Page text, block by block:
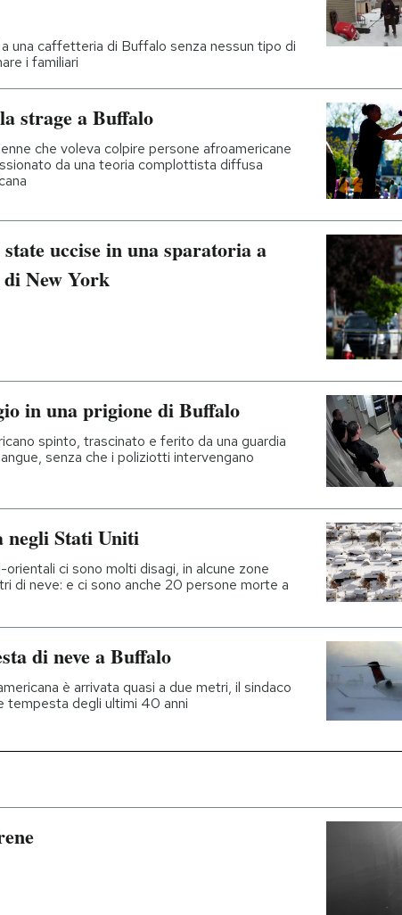
una caffetteria di Buffalo senza nessun tipo di
i familiari
strage a Buffalo
che voleva colpire persone afroamericane
da una teoria complottista diffusa
uccise in una sparatoria a
New York
in una prigione di Buffalo
spinto, trascinato e ferito da una guardia
senza che i poliziotti intervengano
negli Stati Uniti
ci sono molti disagi, in alcune zone
di neve: e ci sono anche 20 persone morte a
di neve a Buffalo
è arrivata quasi a due metri, il sindaco
tempesta degli ultimi 40 anni